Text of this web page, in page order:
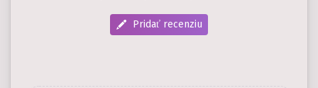
Pridať recenziu